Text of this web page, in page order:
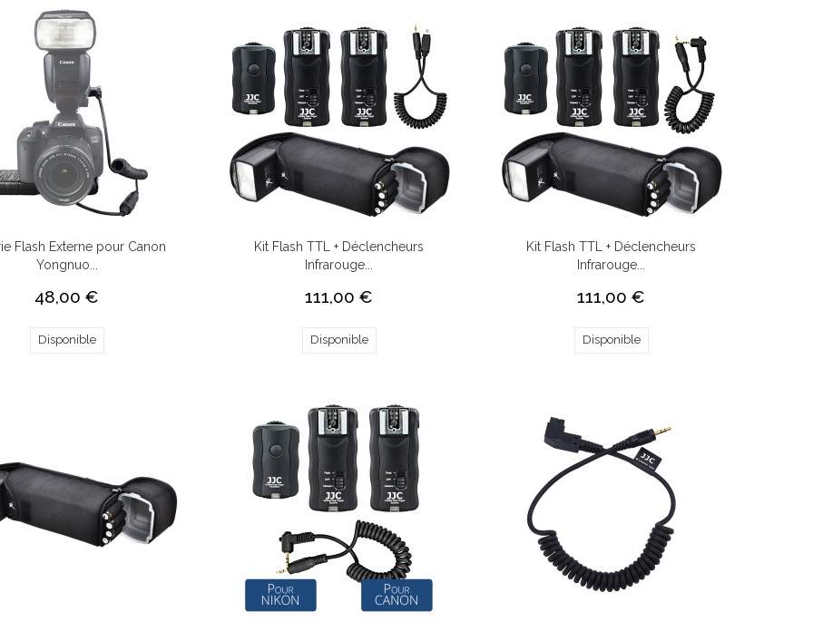
Flash Externe pour Canon
Yongnuo...
48,00 €
Disponible
Kit Flash TTL + Déclencheurs
Infrarouge...
111,00 €
Disponible
Kit Flash TTL + Déclencheurs
Infrarouge...
111,00 €
Disponible